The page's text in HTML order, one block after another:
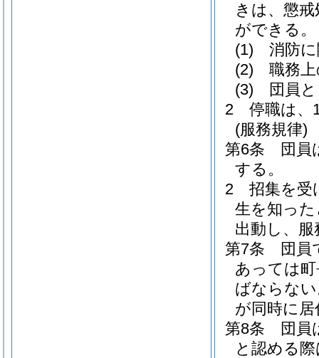
きは、懲
ができる。
(1)
消防
(2)
職務
(3)
団員
2
停職は、
(服務規律)
第6条
団員
する。
2
招集を受
生を知っ
出動し、
第7条
団員
あっては
ばならな
が同時に
第8条
団員
と認める